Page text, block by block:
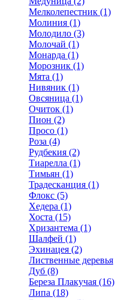
Мелколепестник (1)
Молиния (1)
Молодило (3)
Молочай (1)
Монарда (1)
Морозник (1)
Мята (1)
Нивяник (1)
Овсяница (1)
Очиток (1)
Пион (2)
Просо (1)
Роза (4)
Рудбекия (2)
Тиарелла (1)
Тимьян (1)
Традесканция (1)
Флокс (5)
Хедера (1)
Хоста (15)
Хризантема (1)
Шалфей (1)
Эхинацея (2)
Лиственные деревья
Дуб (8)
Береза Плакучая (16)
Липа (18)